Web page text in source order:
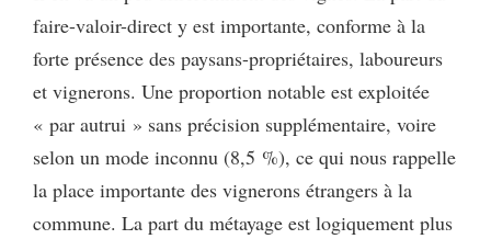
faire-valoir-direct y est importante, conforme à la
forte présence des paysans-propriétaires, laboureurs
et vignerons. Une proportion notable est exploitée
« par autrui » sans précision supplémentaire, voire
selon un mode inconnu (8,5 %), ce qui nous rappelle
la place importante des vignerons étrangers à la
commune. La part du métayage est logiquement plus